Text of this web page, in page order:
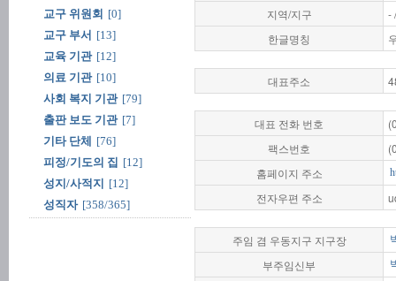
교구 위원회 [0]
교구 부서 [13]
교육 기관 [12]
의료 기관 [10]
사회 복지 기관 [79]
출판 보도 기관 [7]
기타 단체
[76]
피정/기도의 집 [12]
성지/사적지
[12]
성직자 [358/365]
지역/지구
-
한글명칭
대표주소
대표 전화 번호
팩스번호
홈페이지 주소
전자우편 주소
주임 겸 우동지구 지구장
부주임신부